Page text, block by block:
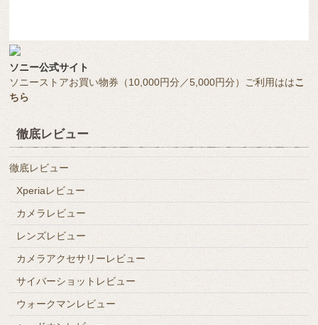
ソニー公式サイト
ソニーストアお買い物券（10,000円分／5,000円分）ご利用ははこ
ちら
徹底レビュー
徹底レビュー
Xperiaレビュー
カメラレビュー
レンズレビュー
カメラアクセサリーレビュー
サイバーショットレビュー
ウォークマンレビュー